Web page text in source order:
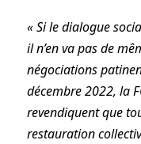
« Si le dialogue
il n’en va pas de
négociations
décembre 2022, la
revendiquent que
restauration